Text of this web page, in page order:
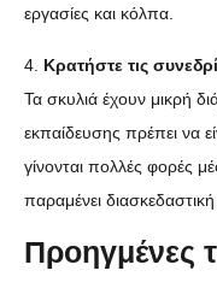
εργασίες και κόλπα.
4. Κρατήστε τις
Τα σκυλιά έχουν μικρή
εκπαίδευσης πρέπει να
γίνονται πολλές φορές
παραμένει
Προηγμένες